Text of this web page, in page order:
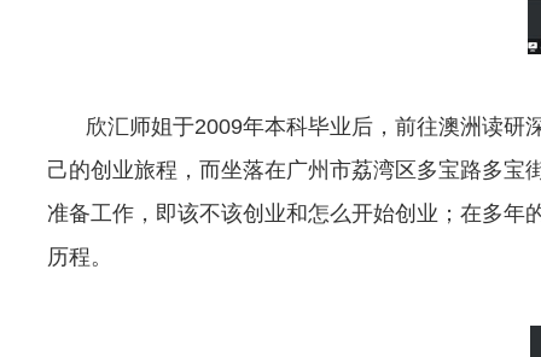
欣汇师姐于2009年本科毕业后，前往澳洲读研
己的创业旅程，而坐落在广州市荔湾区多宝路多
准备工作，即该不该创业和怎么开始创业；在多年
历程。